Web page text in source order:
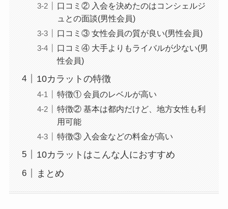
口コミ② 入会を決めたのはコンシェルジ
ュとの面談(男性会員)
口コミ③ 女性会員の質が良い(男性会員)
口コミ④ 大手よりもライバルが少ない(男
性会員)
10カラットの特徴
特徴① 会員のレベルが高い
特徴② 基本は都内だけど、地方女性も利
用可能
特徴③ 入会金などの料金が高い
10カラットはこんな人におすすめ
まとめ